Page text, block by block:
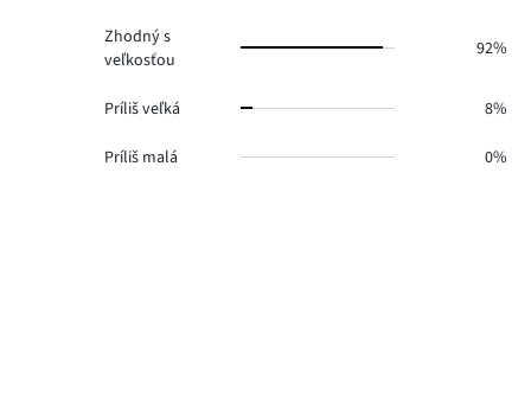
Zhodný s
veľkosťou
92%
Príliš veľká 8%
Príliš malá 0%